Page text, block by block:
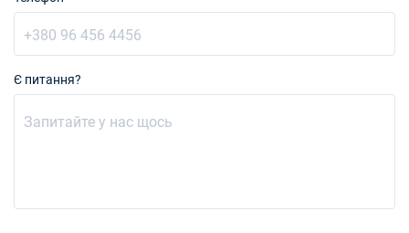
Є питання?